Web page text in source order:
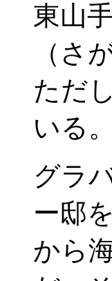
東山
（さ
ただ
いる。
グラ
ー邸
から